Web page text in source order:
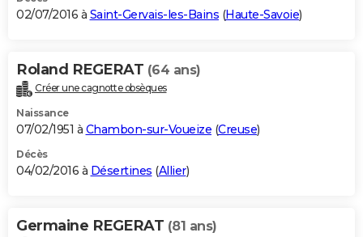
02/07/2016 à Saint-Gervais-les-Bains (Haute-Savoie)
Roland REGERAT (64 ans)
Créer une cagnotte obsèques
Naissance
07/02/1951 à Chambon-sur-Voueize (Creuse)
Décès
04/02/2016 à Désertines (Allier)
Germaine REGERAT (81 ans)